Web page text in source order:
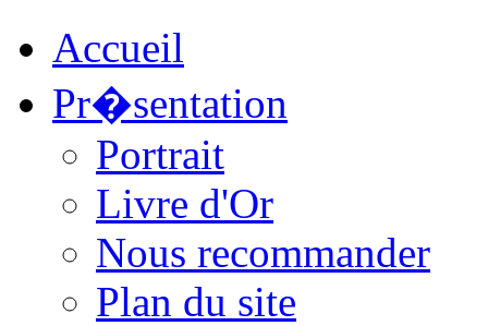
Accueil
Pr�sentation
Portrait
Livre d'Or
Nous recommander
Plan du site